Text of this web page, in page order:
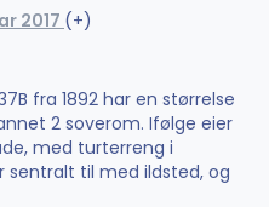
2017 (+)
fra 1892 har en størrelse
2 soverom. Ifølge eier
med turterreng i
til med ildsted, og